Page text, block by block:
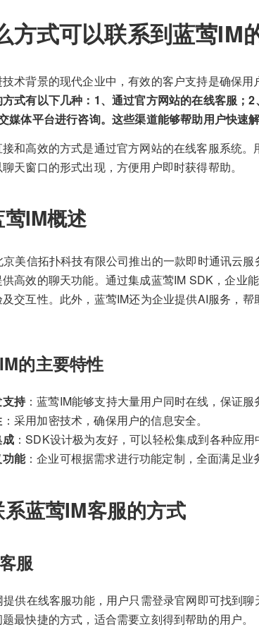
方式可以联系到蓝莺IM
术背景的现代企业中，有效的客户支持是确保用
式有以下几种：1、通过官方网站的在线客服；
媒体平台进行咨询。这些渠道能够帮助用户快速
和高效的方式是通过官方网站的在线客服系统。
天窗口的形式出现，方便用户即时获得帮助。
IM概述
美信拓扑科技有限公司推出的一款即时通讯云
高效的聊天功能。通过集成蓝莺IM SDK，企业
交互性。此外，蓝莺IM还为企业提供AI服务，
的主要特性
持：蓝莺IM能够支持大量用户同时在线，保证服
：采用加密技术，确保用户的信息安全。
：SDK设计极为友好，可以轻松集成到各种应用
功能：企业可根据需求进行功能定制，全面满足业
蓝莺IM客服的方式
服
供在线客服功能，用户只需登录官网即可找到聊
最快捷的方式，适合需要立刻得到帮助的用户。